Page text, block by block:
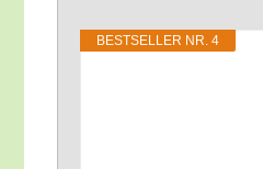
BEST­SEL­LER NR. 4